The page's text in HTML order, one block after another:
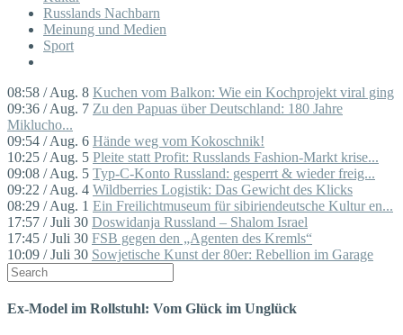
Russlands Nachbarn
Meinung und Medien
Sport
08:58 / Aug. 8 Kuchen vom Balkon: Wie ein Kochprojekt viral ging
09:36 / Aug. 7 Zu den Papuas über Deutschland: 180 Jahre
Miklucho...
09:54 / Aug. 6 Hände weg vom Kokoschnik!
10:25 / Aug. 5 Pleite statt Profit: Russlands Fashion-Markt krise...
09:08 / Aug. 5 Typ-C-Konto Russland: gesperrt & wieder freig...
09:22 / Aug. 4 Wildberries Logistik: Das Gewicht des Klicks
08:29 / Aug. 1 Ein Freilichtmuseum für sibiriendeutsche Kultur en...
17:57 / Juli 30 Doswidanja Russland – Shalom Israel
17:45 / Juli 30 FSB gegen den „Agenten des Kremls“
10:09 / Juli 30 Sowjetische Kunst der 80er: Rebellion im Garage
Ex-Model im Rollstuhl: Vom Glück im Unglück